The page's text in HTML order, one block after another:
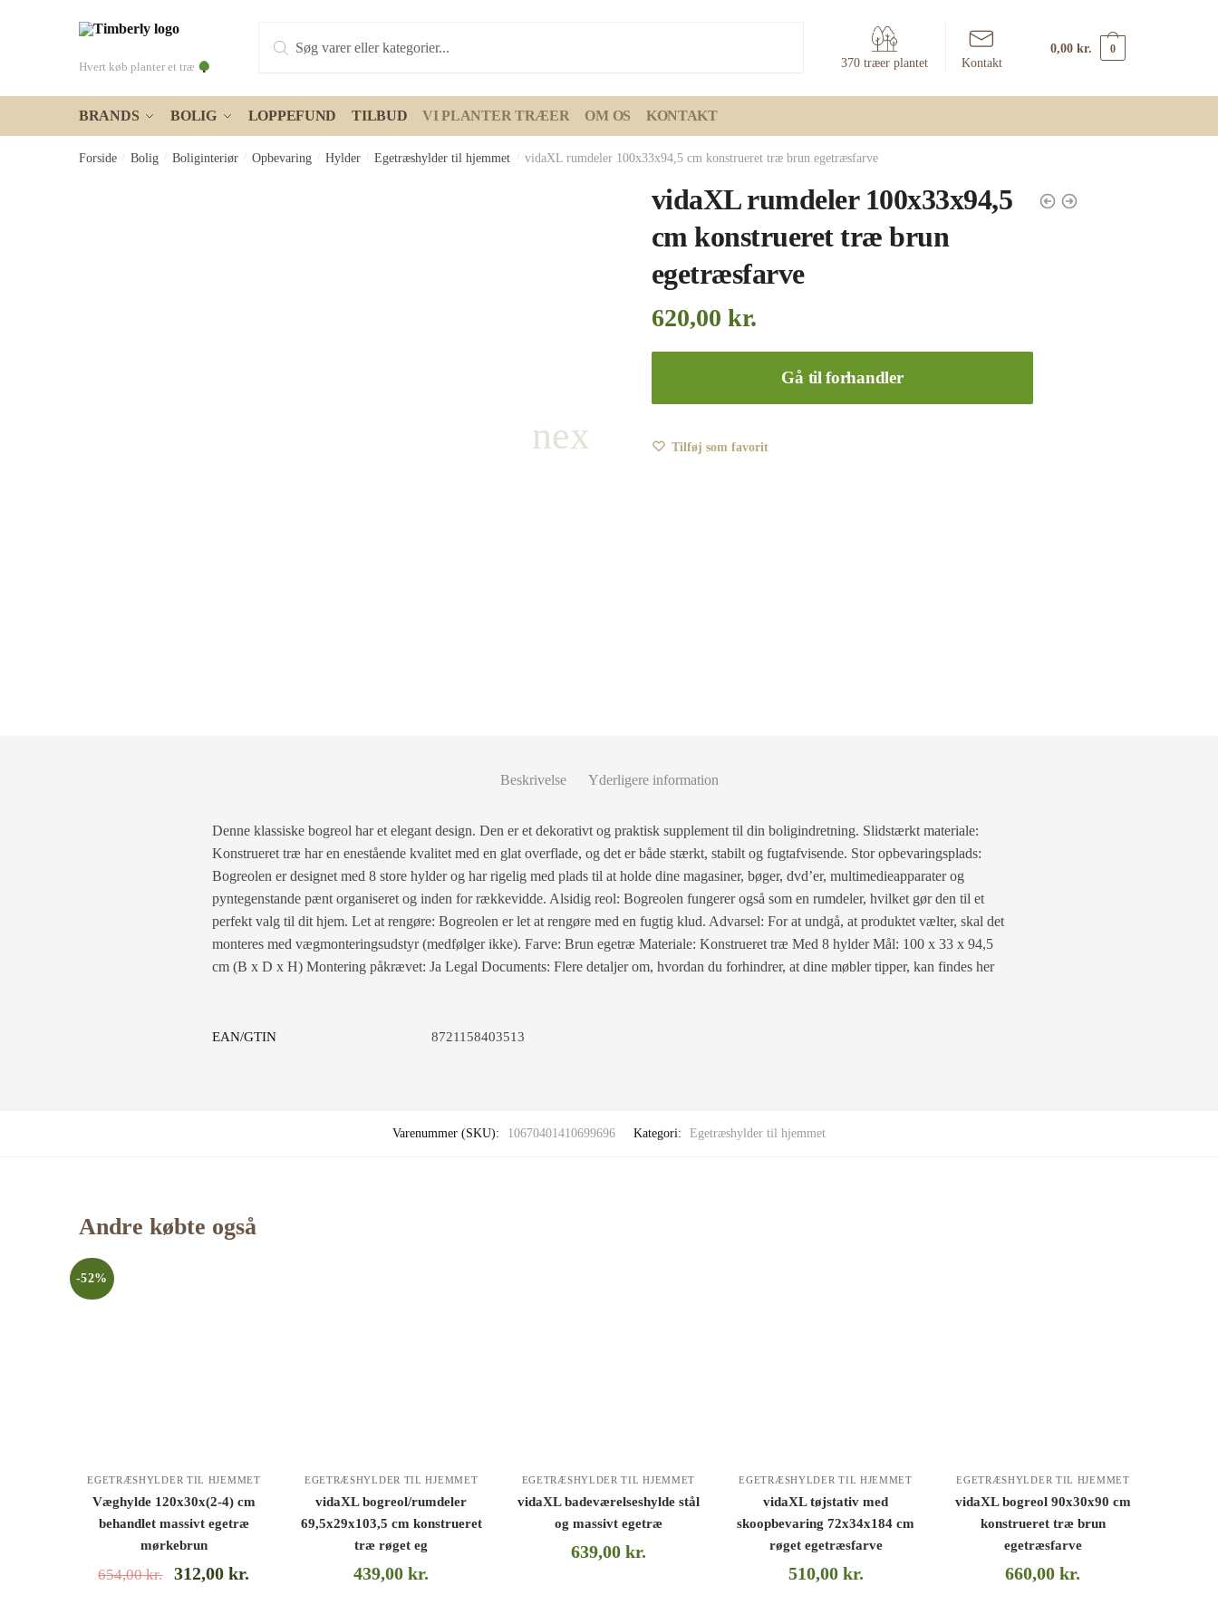
Hvert køb planter et træ
search
370 træer plantet Kontakt
0,00 kr. 0
BRANDS BOLIG LOPPEFUND TILBUD VI PLANTER TRÆER OM OS KONTAKT
Forside Bolig Boliginteriør Opbevaring Hylder Egetræshylder til hjemmet vidaXL rumdeler 100x33x94,5 cm konstrueret træ brun egetræsfarve
vidaXL rumdeler 100x33x94,5
cm konstrueret træ brun
egetræsfarve
620,00 kr.
Gå til forhandler
Tilføj som favorit
Beskrivelse Yderligere information
Denne klassiske bogreol har et elegant design. Den er et dekorativt og praktisk supplement til din boligindretning. Slidstærkt materiale:
Konstrueret træ har en enestående kvalitet med en glat overflade, og det er både stærkt, stabilt og fugtafvisende. Stor opbevaringsplads:
Bogreolen er designet med 8 store hylder og har rigelig med plads til at holde dine magasiner, bøger, dvd’er, multimedieapparater og
pyntegenstande pænt organiseret og inden for rækkevidde. Alsidig reol: Bogreolen fungerer også som en rumdeler, hvilket gør den til et
perfekt valg til dit hjem. Let at rengøre: Bogreolen er let at rengøre med en fugtig klud. Advarsel: For at undgå, at produktet vælter, skal det
monteres med vægmonteringsudstyr (medfølger ikke). Farve: Brun egetræ Materiale: Konstrueret træ Med 8 hylder Mål: 100 x 33 x 94,5
cm (B x D x H) Montering påkrævet: Ja Legal Documents: Flere detaljer om, hvordan du forhindrer, at dine møbler tipper, kan findes her
EAN/GTIN 8721158403513
Varenummer (SKU): 10670401410699696 Kategori: Egetræshylder til hjemmet
Andre købte også
-52%
EGETRÆSHYLDER TIL HJEMMET
Væghylde 120x30x(2-4) cm
behandlet massivt egetræ
mørkebrun
654,00kr. 312,00kr.
EGETRÆSHYLDER TIL HJEMMET
vidaXL bogreol/rumdeler
69,5x29x103,5 cm konstrueret
træ røget eg
439,00kr.
EGETRÆSHYLDER TIL HJEMMET
vidaXL badeværelseshylde stål
og massivt egetræ
639,00 kr.
EGETRÆSHYLDER TIL HJEMMET
vidaXL tøjstativ med
skoopbevaring 72x34x184 cm
røget egetræsfarve
510,00 kr.
EGETRÆSHYLDER TIL HJEMMET
vidaXL bogreol 90x30x90 cm
konstrueret træ brun
egetræsfarve
660,00kr.